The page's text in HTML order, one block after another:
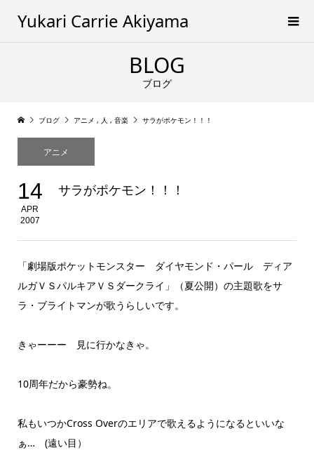
Yukari Carrie Akiyama
BLOG
ブログ
ブログ アニメ , 人 , 音楽 サラがポケモン！！！
アニメ
14
APR
2007
サラがポケモン！！！
「劇場版ポケットモンスター ダイヤモンド・パール ディア
ルガＶＳパルキアＶＳダークライ」（夏公開）の主題歌をサ
ラ・ブライトマンが歌うらしいです。
きゃーーー 見に行かなきゃ。
10周年だから豪勢ね。
私もいつかCross Overのエリアで歌えるようになるといいな
ぁ… (遠い目）